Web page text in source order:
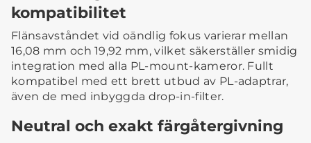
kompatibilitet
Flänsavståndet vid oändlig fokus varierar mellan
16,08 mm och 19,92 mm, vilket säkerställer smidig
integration med alla PL-mount-kameror. Fullt
kompatibel med ett brett utbud av PL-adaptrar,
även de med inbyggda drop-in-filter.
Neutral och exakt färgåtergivning